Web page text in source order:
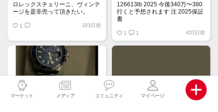
ロレックスチェリーニ、ヴィンテ
ージを是非売って頂きたい。
1 183日前
126613lb 2025 今後340万〜380
行くと予想されます 注 2025保証
書
2025/ @Watch_Monster_より
マジ上がる予想しかない
1 1 433日前
マーケット メディア コミュニティ マイページ